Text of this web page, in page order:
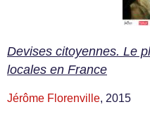
Devises citoyennes. Le
locales en France
Jérôme Florenville, 2015